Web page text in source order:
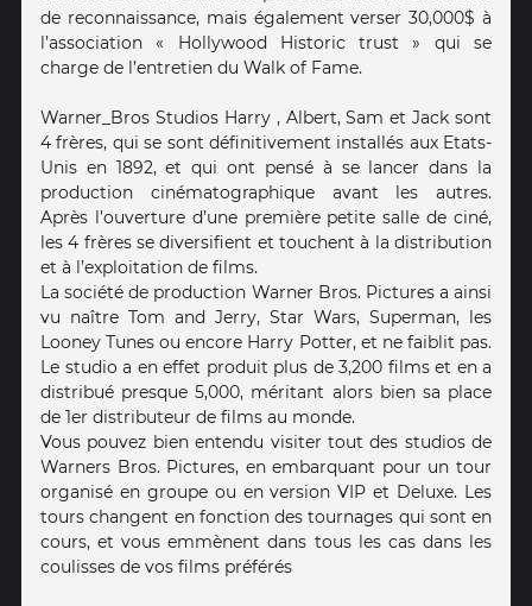
de reconnaissance, mais également verser 30,000$ à
l’association « Hollywood Historic trust » qui se
charge de l’entretien du Walk of Fame.
Warner_Bros Studios Harry , Albert, Sam et Jack sont
4 frères, qui se sont définitivement installés aux Etats-
Unis en 1892, et qui ont pensé à se lancer dans la
production cinématographique avant les autres.
Après l’ouverture d’une première petite salle de ciné,
les 4 frères se diversifient et touchent à la distribution
et à l’exploitation de films.
La société de production Warner Bros. Pictures a ainsi
vu naître Tom and Jerry, Star Wars, Superman, les
Looney Tunes ou encore Harry Potter, et ne faiblit pas.
Le studio a en effet produit plus de 3,200 films et en a
distribué presque 5,000, méritant alors bien sa place
de 1er distributeur de films au monde.
Vous pouvez bien entendu visiter tout des studios de
Warners Bros. Pictures, en embarquant pour un tour
organisé en groupe ou en version VIP et Deluxe. Les
tours changent en fonction des tournages qui sont en
cours, et vous emmènent dans tous les cas dans les
coulisses de vos films préférés